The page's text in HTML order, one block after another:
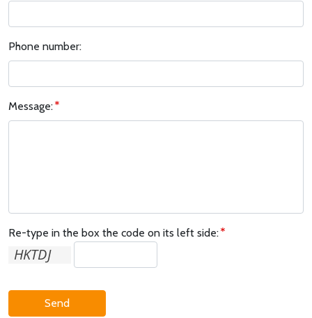
Phone number:
Message:
Re-type in the box the code on its left side:
Send